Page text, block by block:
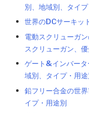
別、地域別、タイ
世界のDCサーキ
電動スクリューガ
スクリューガン、
ゲート&インバー
域別、タイプ・用途
鉛フリー合金の世
イプ・用途別